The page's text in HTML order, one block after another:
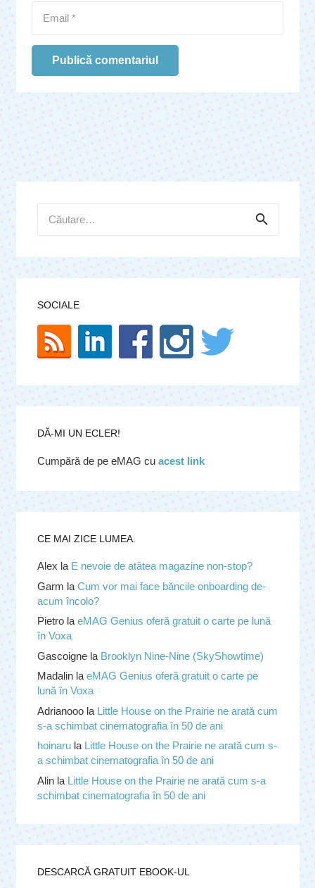
Publică comentariul
după:
SOCIALE
DĂ-MI UN ECLER!
Cumpără de pe eMAG cu acest link
CE MAI ZICE LUMEA.
Alex la E nevoie de atâtea magazine non-stop?
Garm la Cum vor mai face băncile onboarding de-
acum încolo?
Pietrola eMAG Genius oferă gratuit o carte pe lună
în Voxa
Gascoignela Brooklyn Nine-Nine (SkyShowtime)
Madalinla eMAG Genius oferă gratuit o carte pe
lună în Voxa
Adrianooola Little House on the Prairie ne arată cum
s-a schimbat cinematografia în 50 de ani
hoinarula Little House on the Prairie ne arată cum s-
a schimbat cinematografia în 50 de ani
Alinla Little House on the Prairie ne arată cum s-a
schimbat cinematografia în 50 de ani
DESCARCĂ GRATUIT EBOOK-UL